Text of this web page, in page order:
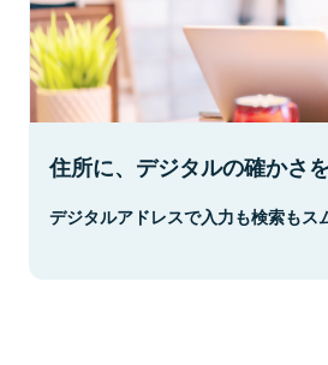
住所に、デジタルの確かさを
デジタルアドレスで入力も検索もス